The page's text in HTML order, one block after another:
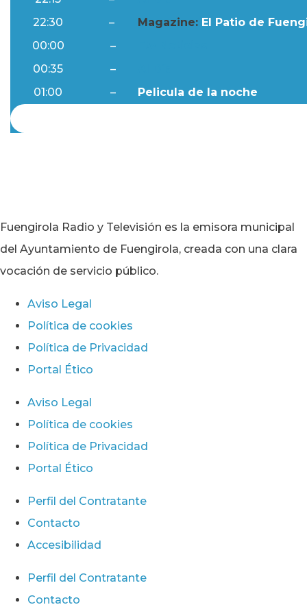
22:30
– Magazine: El Patio de
00:00
–
00:35
–
01:00
– Pelicula de la noche
Fuengirola Radio y Televisión es la emisora municipal
del Ayuntamiento de Fuengirola, creada con una clara
vocación de servicio público.
Aviso Legal
Política de cookies
Política de Privacidad
Portal Ético
Aviso Legal
Política de cookies
Política de Privacidad
Portal Ético
Perfil del Contratante
Contacto
Accesibilidad
Perfil del Contratante
Contacto